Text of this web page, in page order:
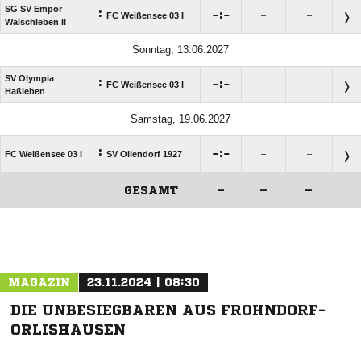
SG SV Empor
Walschleben II
: FC Weißensee 03 I : – –
Sonntag, 13.06.2027
SV Olympia
Haßleben
: FC Weißensee 03 I : – –
Samstag, 19.06.2027
FC Weißensee 03 I : SV Ollendorf 1927 : – –
GESAMT – – –
MAGAZIN 23.11.2024 | 08:30
DIE UNBESIEGBAREN AUS FROHNDORF-
ORLISHAUSEN